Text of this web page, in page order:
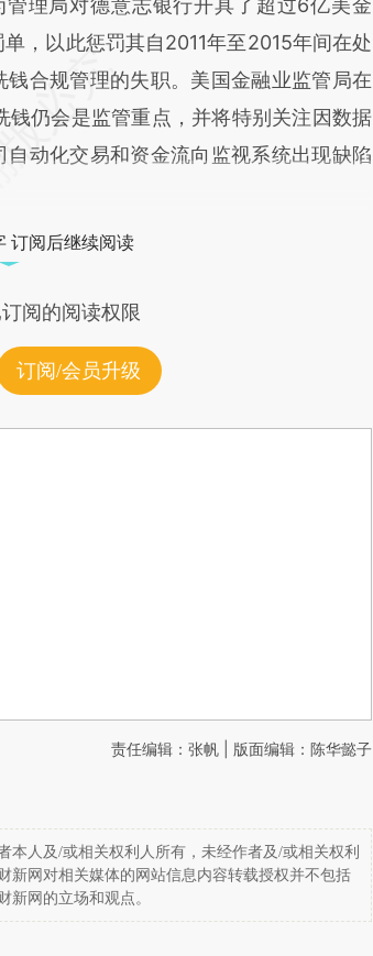
管理局对德意志银行开具了超过6亿美金
单，以此惩罚其自2011年至2015年间在处
合规管理的失职。美国金融业监管局在
仍会是监管重点，并将特别关注因数据
动化交易和资金流向监视系统出现缺陷
订阅后继续阅读
阅的阅读权限
订阅/会员升级
责任编辑：张帆 | 版面编辑：陈华懿子
人及/或相关权利人所有，未经作者及/或相关权利
新网对相关媒体的网站信息内容转载授权并不包括
新网的立场和观点。